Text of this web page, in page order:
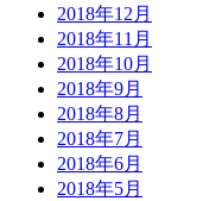
2018年12月
2018年11月
2018年10月
2018年9月
2018年8月
2018年7月
2018年6月
2018年5月